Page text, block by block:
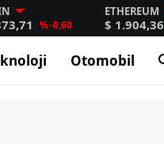
% -0,60
ETHEREUM
$ 1.904,36
Otomobil